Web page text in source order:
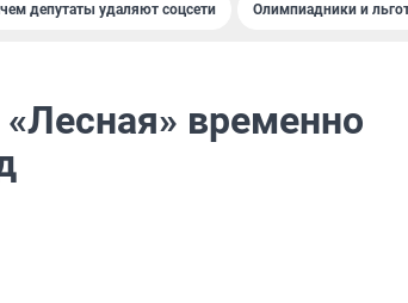
депутаты удаляют соцсети Олимпиадники и
временно